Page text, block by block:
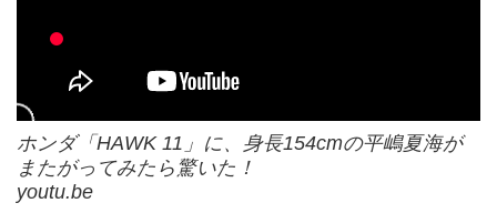
ホンダ「HAWK 11」に、身長154cmの平嶋夏海が
またがってみたら驚いた！
youtu.be